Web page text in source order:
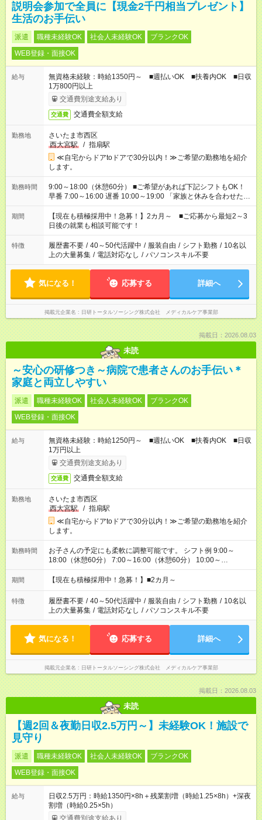
説明会参加で全員に【現金2千円相当プレゼント】
生活のお手伝い
派遣 職種未経験OK 社会人未経験OK
ブランクOK
WEB登録・面接OK
給与
無資格未経験：時給1350円～ ■週払いOK ■扶養内OK ■日収
1万800円以上
交通費別途支給あり
交通費 交通費全額支給
勤務地
さいたま市西区
西大宮駅
/ 指扇駅
≪自宅からドアtoドアで30分以内！≫ご希望の勤務地を紹介
します。
勤務時間
9:00～18:00（休憩60分） ■ご希望があれば下記シフトもOK！
早番 7:00～16:00 遅番 10:00～19:00 「家族と休みを合わせた
い」 「余裕を持って夕飯の準備がしたい」 「できれば残業はし
たくない」 など、ご希望を教えてくださいね。 ※Wワーク希望
の方へ 今ご覧のお仕事で希望する勤務時間と、もう1つのお仕事
の勤務時間。 合計で週40時間を超える場合は応募できません。
期間
【現在も積極採用中！急募！】2カ月～ ■ご応募から最短2～3
日後の就業も相談可能です！
特徴 履歴書不要 / 40～50代活躍中 / 服装自由 / シフト勤務 / 10名以
上の大量募集 / 電話対応なし / パソコンスキル不要
気になる！ 応募する 詳細へ
掲載元企業名 日研トータルソーシング株式会社 メディカルケア事業部
掲載日：2026.08.03
未読
～安心の研修つき～病院で患者さんのお手伝い＊
家庭と両立しやすい
派遣 職種未経験OK 社会人未経験OK
ブランクOK
WEB登録・面接OK
給与
無資格未経験：時給1250円～ ■週払いOK ■扶養内OK ■日収
1万円以上
交通費別途支給あり
交通費 交通費全額支給
勤務地
さいたま市西区
西大宮駅
/ 指扇駅
≪自宅からドアtoドアで30分以内！≫ご希望の勤務地を紹介
します。
勤務時間
お子さんの予定にも柔軟に調整可能です。 シフト例 9:00～
18:00（休憩60分） 7:00～16:00（休憩60分） 10:00～
19:00（休憩60分） ※Wワーク希望の方へ 今ご覧のお仕事で希
望する勤務時間と、もう1つのお仕事の勤務時間の合計が 週40
期間 【現在も積極採用中！急募！】■2カ月～
特徴 履歴書不要 / 40～50代活躍中 / 服装自由 / シフト勤務 / 10名以
上の大量募集 / 電話対応なし / パソコンスキル不要
気になる！ 応募する 詳細へ
掲載元企業名 日研トータルソーシング株式会社 メディカルケア事業部
掲載日：2026.08.03
未読
【週2回＆夜勤日収2.5万円～】未経験OK！施設で
見守り
派遣 職種未経験OK 社会人未経験OK
ブランクOK
WEB登録・面接OK
給与
日収2.5万円：時給1350円×8h＋残業割増（時給1.25×8h）+深夜
割増（時給0.25×5h）
交通費別途支給あり